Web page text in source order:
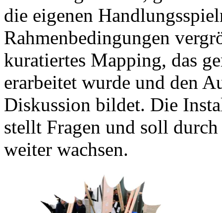
die eigenen
Rahmenbedingungen
kuratiertes Mapping, das
erarbeitet wurde und den
Diskussion bildet. Die
stellt Fragen und soll
weiter wachsen.